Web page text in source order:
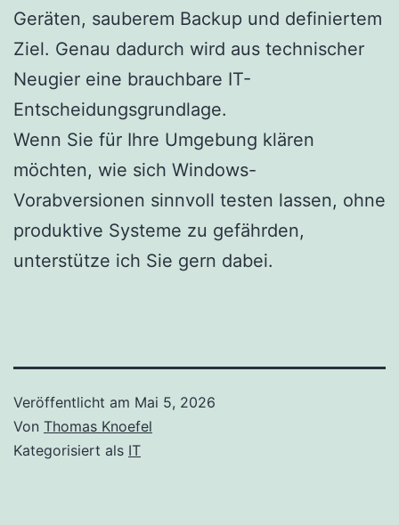
Geräten, sauberem Backup und definiertem
Ziel. Genau dadurch wird aus technischer
Neugier eine brauchbare IT-
Entscheidungsgrundlage.
Wenn Sie für Ihre Umgebung klären
möchten, wie sich Windows-
Vorabversionen sinnvoll testen lassen, ohne
produktive Systeme zu gefährden,
unterstütze ich Sie gern dabei.
Veröffentlicht am Mai 5, 2026
Von Thomas Knoefel
Kategorisiert als IT